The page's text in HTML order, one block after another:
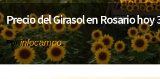
Precio del Girasol en Rosario hoy
Porinfocampo